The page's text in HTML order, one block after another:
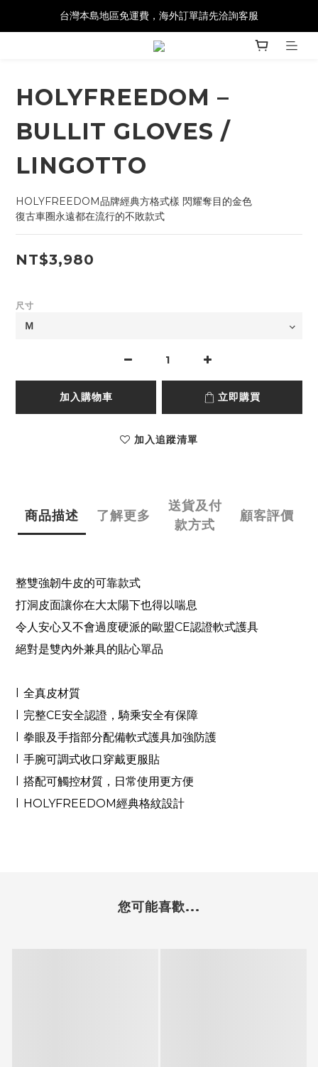
台灣本島地區免運費，海外訂單請先洽詢客服
HOLYFREEDOM –
BULLIT GLOVES /
LINGOTTO
HOLYFREEDOM品牌經典方格式樣 閃耀奪目的金色
復古車圈永遠都在流行的不敗款式
NT$3,980
尺寸
加入購物車 立即購買
加入追蹤清單
商品描述 了解更多
送貨及付
款方式
顧客評價
整雙強韌牛皮的可靠款式
打洞皮面讓你在大太陽下也得以喘息
令人安心又不會過度硬派的歐盟CE認證軟式護具
絕對是雙內外兼具的貼心單品
全真皮材質
完整CE安全認證，騎乘安全有保障
拳眼及手指部分配備軟式護具加強防護
手腕可調式收口穿戴更服貼
搭配可觸控材質，日常使用更方便
HOLYFREEDOM經典格紋設計
您可能喜歡...